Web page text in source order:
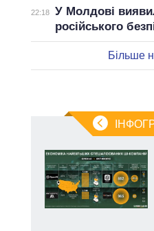
22:18
У Молдові
російського
Більше